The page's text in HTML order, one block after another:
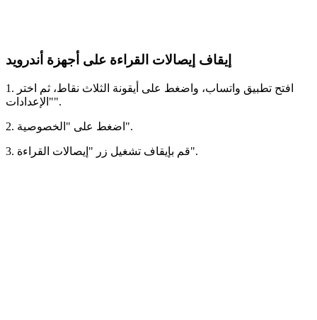
إيقاف إيصالات القراءة على أجهزة أندرويد
1. افتح تطبيق واتساب، واضغط على أيقونة الثلاث نقاط، ثم اختر
"الإعدادات".
2. اضغط على "الخصوصية".
3. قم بإيقاف تشغيل زر "إيصالات القراءة".